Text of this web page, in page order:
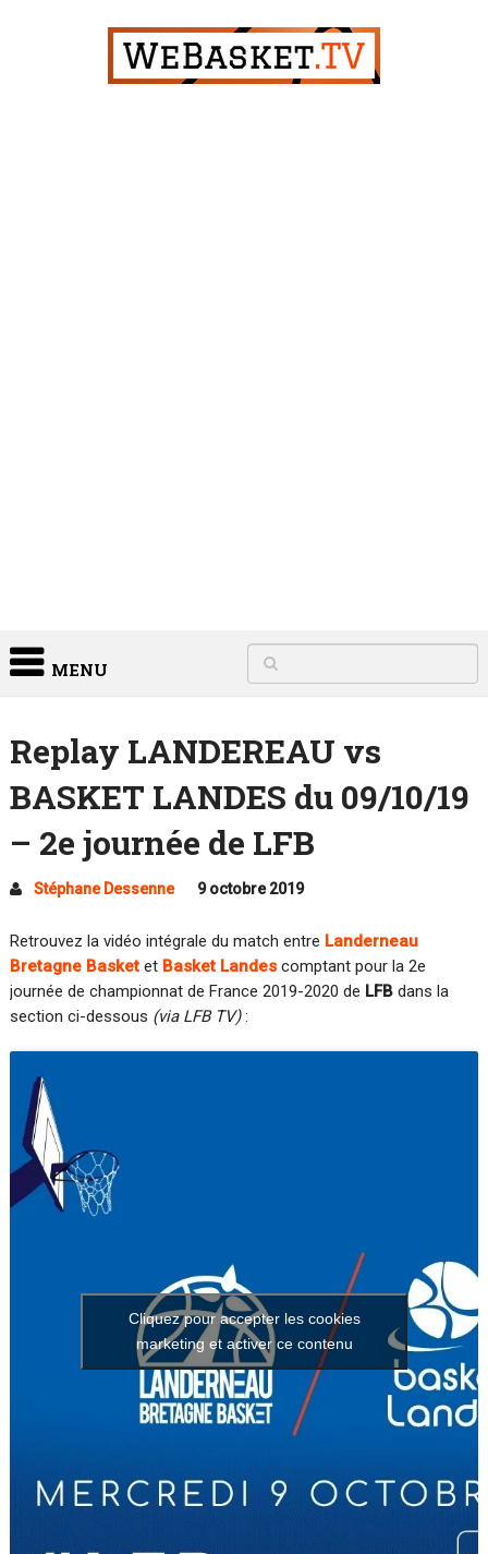
MENU
Replay LANDEREAU vs
BASKET LANDES du 09/10/19
– 2e journée de LFB
Stéphane Dessenne 9 octobre 2019
Retrouvez la vidéo intégrale du match entre Landerneau
Bretagne Basketet Basket Landescomptant pour la 2e
journée de championnat de France 2019-2020 de LFBdans la
section ci-dessous (via LFB TV):
Cliquez pour accepter les cookies
marketing et activer ce contenu